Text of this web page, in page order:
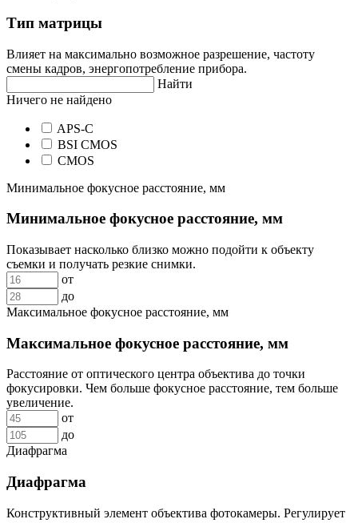
Тип матрицы
Влияет на максимально возможное разрешение, частоту
смены кадров, энергопотребление прибора.
Найти
Ничего не найдено
APS-C
BSI CMOS
CMOS
Минимальное фокусное расстояние, мм
Минимальное фокусное расстояние, мм
Показывает насколько близко можно подойти к объекту
съемки и получать резкие снимки.
от
до
Максимальное фокусное расстояние, мм
Максимальное фокусное расстояние, мм
Расстояние от оптического центра объектива до точки
фокусировки. Чем больше фокусное расстояние, тем больше
увеличение.
от
до
Диафрагма
Диафрагма
Конструктивный элемент объектива фотокамеры. Регулирует